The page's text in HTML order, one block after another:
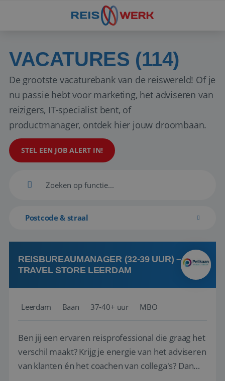
VACATURES (114)
De grootste vacaturebank van de reiswereld! Of je
nu passie hebt voor marketing, het adviseren van
reizigers, IT-specialist bent, of
productmanager, ontdek hier jouw droombaan.
STEL EEN JOB ALERT IN!
Postcode & straal
REISBUREAUMANAGER (32-39 UUR) –
TRAVEL STORE LEERDAM
Leerdam Baan 37-40+ uur MBO
Ben jij een ervaren reisprofessional die graag het
verschil maakt? Krijg je energie van het adviseren
van klanten én het coachen van collega's? Dan